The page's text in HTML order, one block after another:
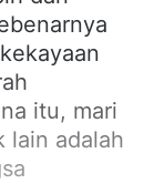
itu, mari
lain adalah